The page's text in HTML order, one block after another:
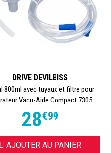
DRIVE DEVILBISS
800ml avec tuyaux et filtre pour
Vacu-Aide Compact 7305
28€99
AJOUTER AU PANIER